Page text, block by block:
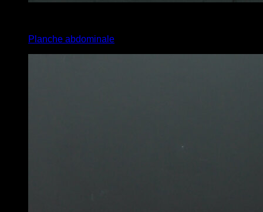
Planche abdominale